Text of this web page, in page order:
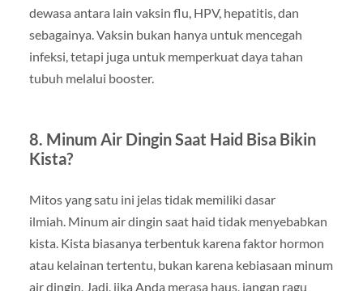
dewasa antara lain vaksin flu, HPV, hepatitis, dan
sebagainya. Vaksin bukan hanya untuk mencegah
infeksi, tetapi juga untuk memperkuat daya tahan
tubuh melalui booster.
8. Minum Air Dingin Saat Haid Bisa Bikin
Kista?
Mitos yang satu ini jelas tidak memiliki dasar
ilmiah. Minum air dingin saat haid tidak menyebabkan
kista. Kista biasanya terbentuk karena faktor hormon
atau kelainan tertentu, bukan karena kebiasaan minum
air dingin. Jadi, jika Anda merasa haus, jangan ragu